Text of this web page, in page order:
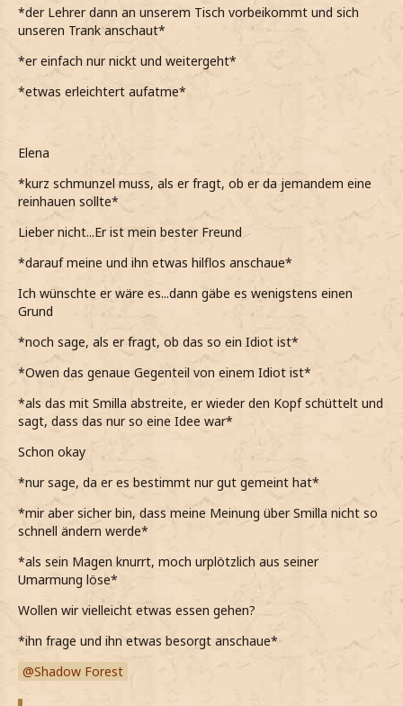
*der Lehrer dann an unserem Tisch vorbeikommt und sich
unseren Trank anschaut*
*er einfach nur nickt und weitergeht*
*etwas erleichtert aufatme*
Elena
*kurz schmunzel muss, als er fragt, ob er da jemandem eine
reinhauen sollte*
Lieber nicht...Er ist mein bester Freund
*darauf meine und ihn etwas hilflos anschaue*
Ich wünschte er wäre es...dann gäbe es wenigstens einen
Grund
*noch sage, als er fragt, ob das so ein Idiot ist*
*Owen das genaue Gegenteil von einem Idiot ist*
*als das mit Smilla abstreite, er wieder den Kopf schüttelt und
sagt, dass das nur so eine Idee war*
Schon okay
*nur sage, da er es bestimmt nur gut gemeint hat*
*mir aber sicher bin, dass meine Meinung über Smilla nicht so
schnell ändern werde*
*als sein Magen knurrt, moch urplötzlich aus seiner
Umarmung löse*
Wollen wir vielleicht etwas essen gehen?
*ihn frage und ihn etwas besorgt anschaue*
Shadow Forest